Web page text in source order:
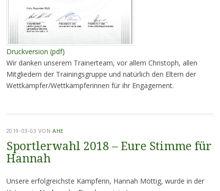
Druckversion (pdf)
Wir danken unserem Trainerteam, vor allem Christoph, allen
Mitgliedern der Trainingsgruppe und natürlich den Eltern der
Wettkämpfer/Wettkämpferinnen für ihr Engagement.
2019-03-03 VONAHE
Sportlerwahl 2018 – Eure Stimme für
Hannah
Unsere erfolgreichste Kämpferin, Hannah Möttig, wurde in der